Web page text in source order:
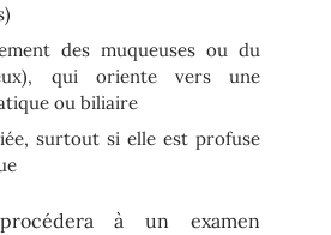
des muqueuses ou du
qui oriente vers une
ou biliaire
surtout si elle est profuse
à un examen